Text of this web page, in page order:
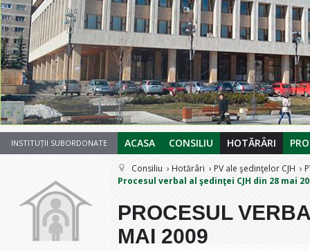
1234567
INSTITUȚII SUBORDONATE ACASA CONSILIU HOTĂRÂRI
Consiliu Hotărâri PV ale şedinţelor CJH
Procesul verbal al şedinţei CJH din 28 mai
PROCESUL
MAI 2009